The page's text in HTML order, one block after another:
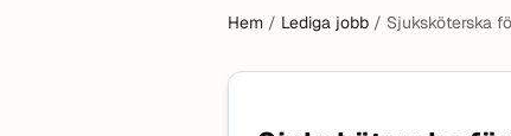
Hem / Lediga jobb / Sjuksköterska